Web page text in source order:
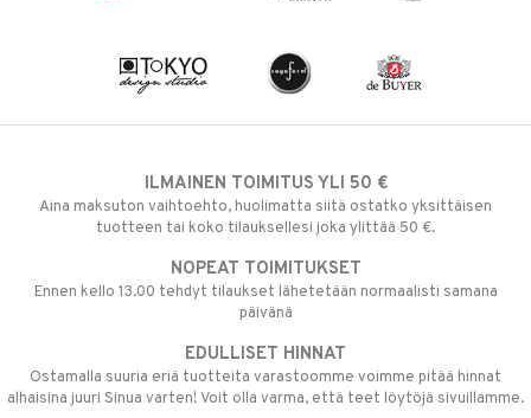
ILMAINEN TOIMITUS YLI 50 €
Aina maksuton vaihtoehto, huolimatta siitä ostatko yksittäisen
tuotteen tai koko tilauksellesi joka ylittää 50 €.
NOPEAT TOIMITUKSET
Ennen kello 13.00 tehdyt tilaukset lähetetään normaalisti samana
päivänä
EDULLISET HINNAT
Ostamalla suuria eriä tuotteita varastoomme voimme pitää hinnat
alhaisina juuri Sinua varten! Voit olla varma, että teet löytöjä sivuillamme.